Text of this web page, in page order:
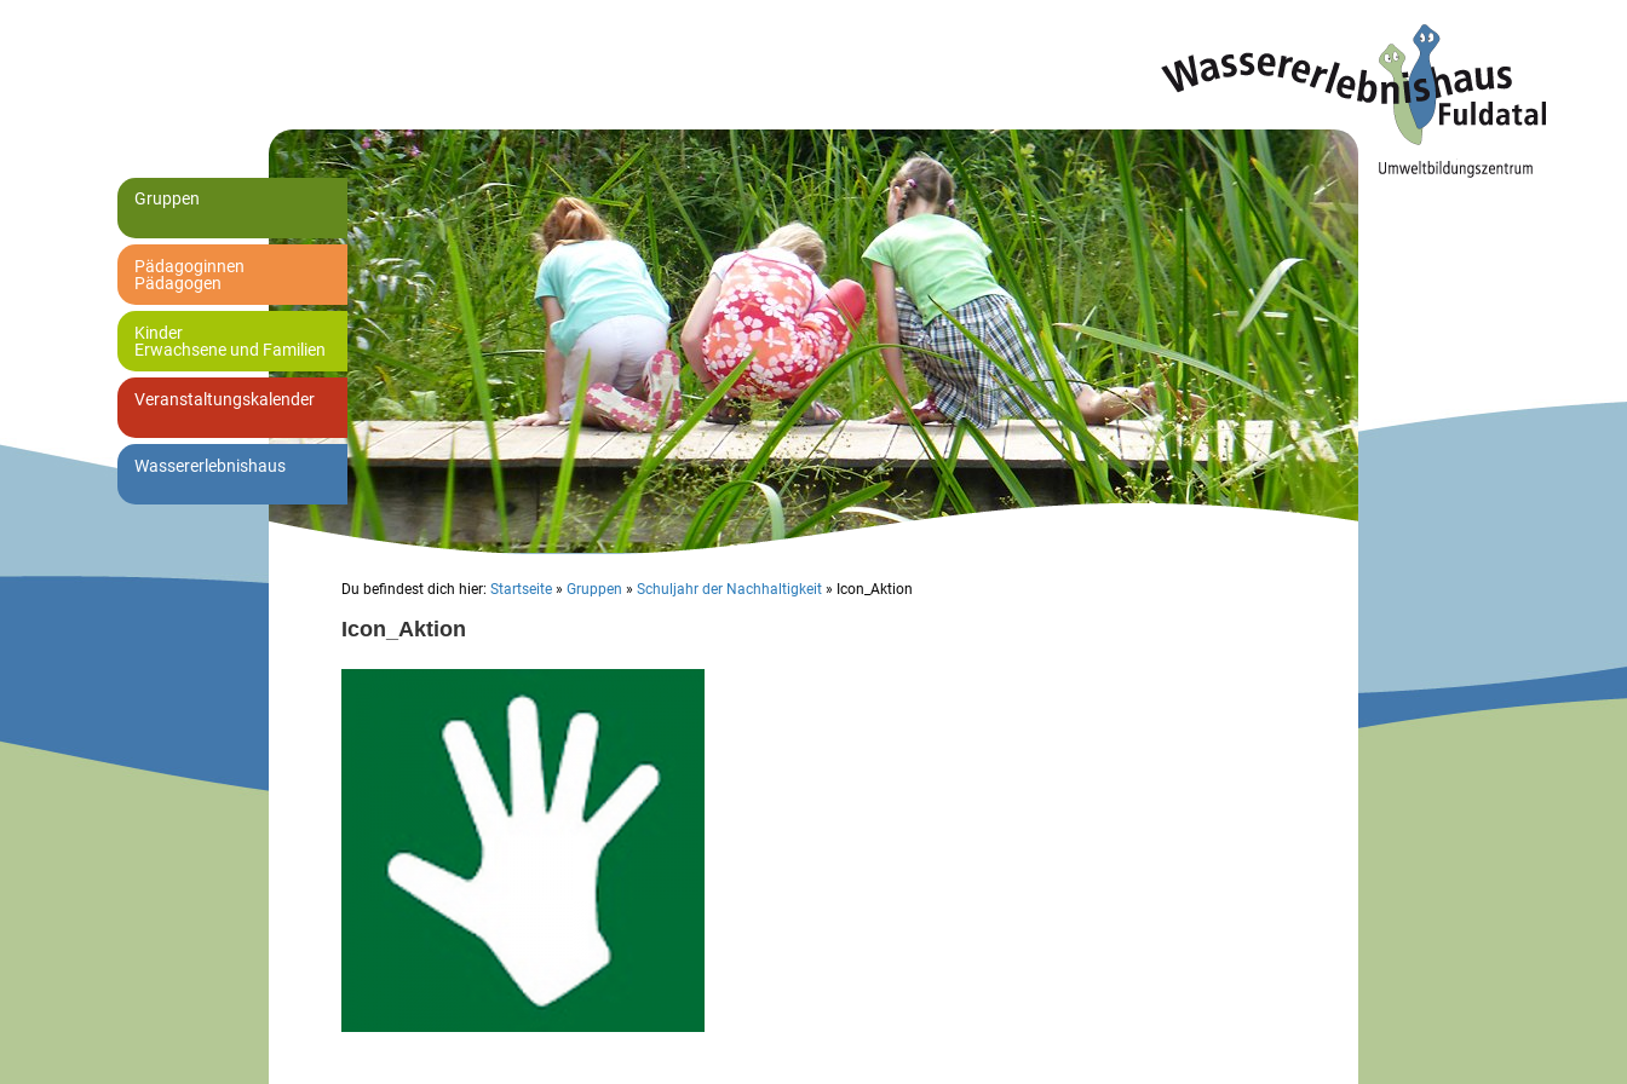
Gruppen
Pädagoginnen
Pädagogen
Kinder
Erwachsene und Familien
Veranstaltungskalender
Wassererlebnishaus
Du befindest dich hier: Startseite » Gruppen » Schuljahr der Nachhaltigkeit » Icon_Aktion
Icon_Aktion